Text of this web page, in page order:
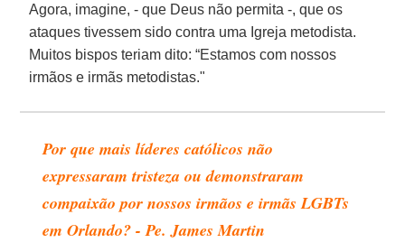
Agora, imagine, - que Deus não permita -, que os
ataques tivessem sido contra uma Igreja metodista.
Muitos bispos teriam dito: “Estamos com nossos
irmãos e irmãs metodistas."
Por que mais líderes católicos não
expressaram tristeza ou demonstraram
compaixão por nossos irmãos e irmãs LGBTs
em Orlando? - Pe. James Martin